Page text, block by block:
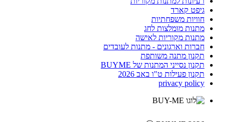
גיפט קארד
חוויות משפחתיות
מתנות מומלצות לחג
מתנות מקוריות לאישה
חברות וארגונים - מתנות לעובדים
תקנון מתנה משותפת
תקנון נסייני המתנות של BUYME
תקנון פעילות ט"ו באב 2026
privacy policy